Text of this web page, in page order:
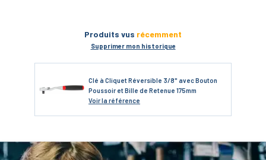
Produits vus récemment
Supprimer mon historique
Clé à Cliquet Réversible 3/8" avec Bouton
Poussoir et Bille de Retenue 175mm
Voirla référence